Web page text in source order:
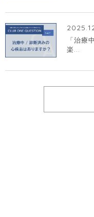
「治療
楽...